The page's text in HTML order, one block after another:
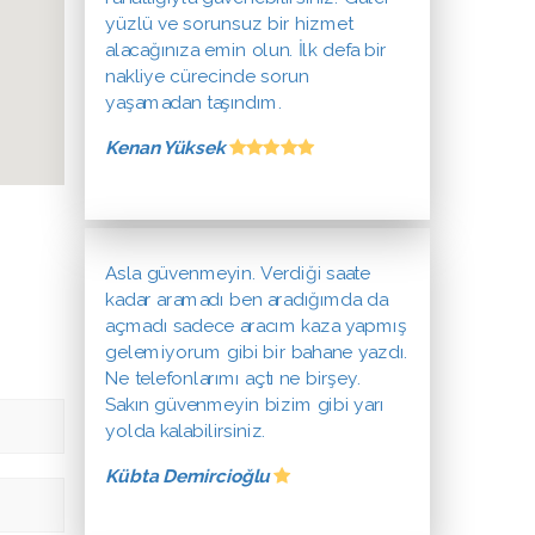
yüzlü ve sorunsuz bir hizmet
alacağınıza emin olun. İlk defa bir
nakliye cürecinde sorun
yaşamadan taşındım.
Kenan Yüksek
Asla güvenmeyin. Verdiği saate
kadar aramadı ben aradığımda da
açmadı sadece aracım kaza yapmış
gelemiyorum gibi bir bahane yazdı.
Ne telefonlarımı açtı ne birşey.
Sakın güvenmeyin bizim gibi yarı
yolda kalabilirsiniz.
Kübta Demircioğlu